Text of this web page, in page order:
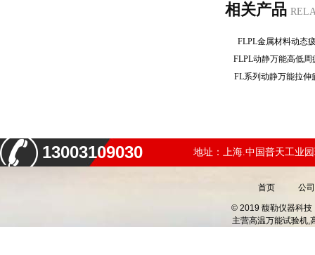
相关产品
FLPL金属材料动
FLPL动静万能高低
FL系列动静万能拉
13003109030 地址：上海.中国普天工业
首页 公
© 2019 馥勒仪器科技
主营高温万能试验机,